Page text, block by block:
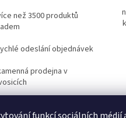
než 3500 produktů
odeslání objednávek
prodejna v
domácí i profesionální